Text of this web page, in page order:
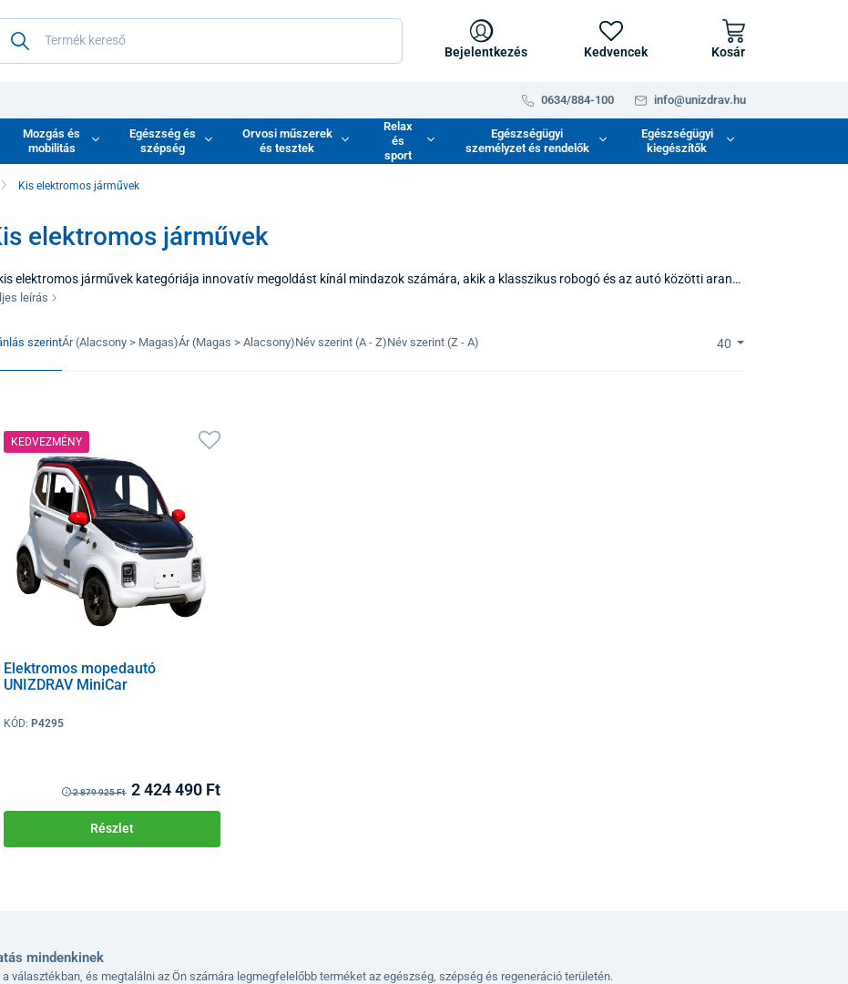
Bejelentkezés Kedvencek Kosár
0634/884-100 info@unizdrav.hu
Mozgás és
mobilitás
Egészség és
szépség
Orvosi műszerek
és tesztek
Relax
és
sport
Egészségügyi
személyzet és rendelők
Egészségügyi
kiegészítők
Kis elektromos járművek
elektromos járművek
elektromos járművek kategóriája innovatív megoldást kínál mindazok számára, akik a klasszikus robogó és az autó közötti arany
keresik. Ezeket a kis elektromos járműveket a kompakt méretre és a városi környezetben való praktikumra helyezték a
hosszúságú utakra városon vagy falun belül.
leírás
szerintÁr (Alacsony > Magas)Ár (Magas > Alacsony)Név szerint (A - Z)Név szerint (Z - A) 40
KEDVEZMÉNY
Elektromos mopedautó
UNIZDRAV MiniCar
KÓD:P4295
2 879 925 Ft 2 424 490 Ft
Részlet
mindenkinek
választékban, és megtalálni az Ön számára legmegfelelőbb terméket az egészség, szépség és regeneráció területén.